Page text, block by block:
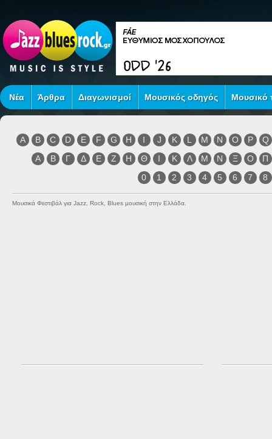
Νέα Άρθρα Διαγωνισμοί Μουσικός οδηγός Μουσικό
A B C D E F G H I J K L M N O P
Q
Α
Β Γ Δ Ε Ζ Η Θ Ι Κ Λ Μ Ν Ξ Ο
Π
0
1 2 3 4 5 6 7 8
Μουσικά Φεστιβάλ για Jazz, Rock, Blues μουσική στην Ελλάδα.